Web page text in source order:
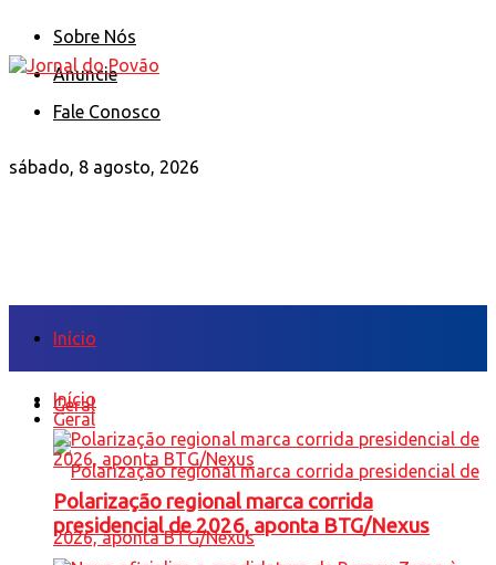
Sobre Nós
Anuncie
Fale Conosco
sábado, 8 agosto, 2026
Início
Geral
Início
Geral
Polarização regional marca corrida
presidencial de 2026, aponta BTG/Nexus